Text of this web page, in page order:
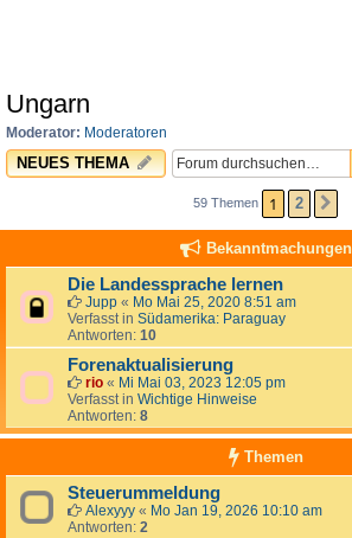
Ungarn
Moderator: Moderatoren
NEUES THEMA
59 Themen 1 2
Bekanntmachungen
Die Landessprache lernen
Jupp « Mo Mai 25, 2020 8:51 am
Verfasst in Südamerika: Paraguay
Antworten: 10
Forenaktualisierung
rio « Mi Mai 03, 2023 12:05 pm
Verfasst in Wichtige Hinweise
Antworten: 8
Themen
Steuerummeldung
Alexyyy « Mo Jan 19, 2026 10:10 am
Antworten: 2